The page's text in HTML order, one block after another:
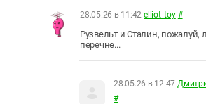
28.05.26 в 11:42 elliot_toy #
Рузвельт и Сталин, пожалуй,
перечне...
28.05.26 в 12:47
#